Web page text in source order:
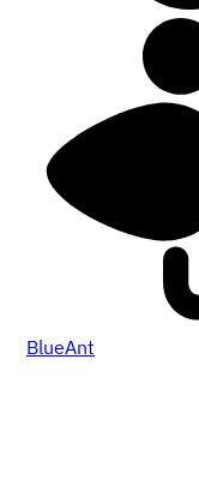
BlueAnt